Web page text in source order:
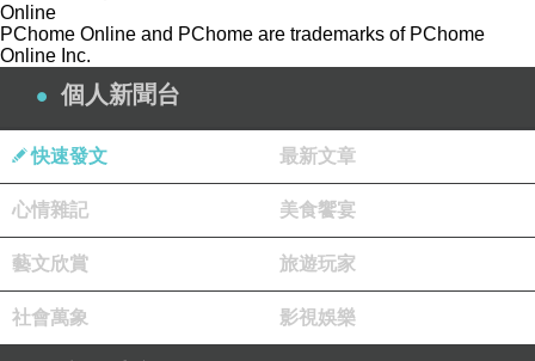
Online
PChome Online and PChome are trademarks of PChome
Online Inc.
個人新聞台
快速發文 最新文章
心情雜記 美食饗宴
藝文欣賞 旅遊玩家
社會萬象 影視娛樂